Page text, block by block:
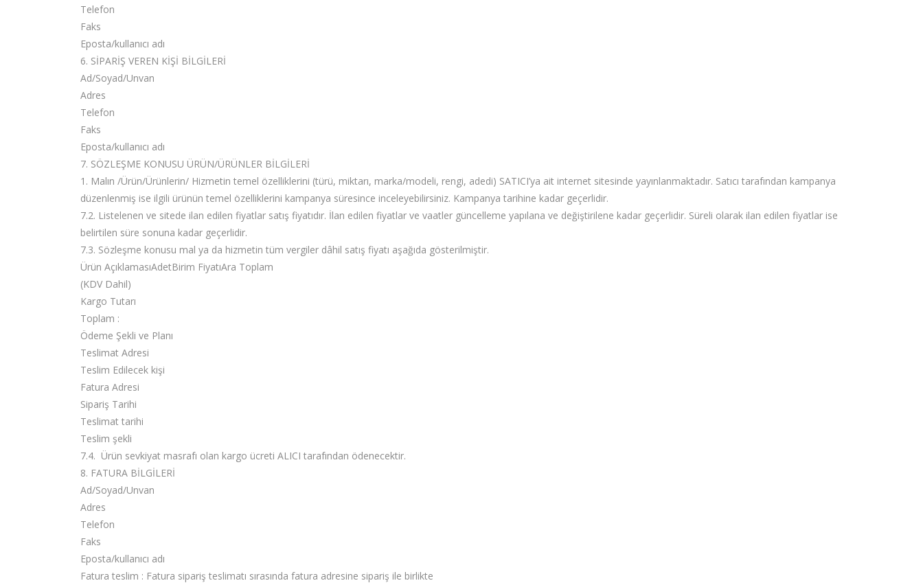
Telefon
Faks
Eposta/kullanıcı adı
6. SİPARİŞ VEREN KİŞİ BİLGİLERİ
Ad/Soyad/Unvan
Adres
Telefon
Faks
Eposta/kullanıcı adı
7. SÖZLEŞME KONUSU ÜRÜN/ÜRÜNLER BİLGİLERİ
1. Malın /Ürün/Ürünlerin/ Hizmetin temel özelliklerini (türü, miktarı, marka/modeli, rengi, adedi) SATICI’ya ait internet sitesinde yayınlanmaktadır. Satıcı tarafından kampanya
düzenlenmiş ise ilgili ürünün temel özelliklerini kampanya süresince inceleyebilirsiniz. Kampanya tarihine kadar geçerlidir.
7.2. Listelenen ve sitede ilan edilen fiyatlar satış fiyatıdır. İlan edilen fiyatlar ve vaatler güncelleme yapılana ve değiştirilene kadar geçerlidir. Süreli olarak ilan edilen fiyatlar ise
belirtilen süre sonuna kadar geçerlidir.
7.3. Sözleşme konusu mal ya da hizmetin tüm vergiler dâhil satış fiyatı aşağıda gösterilmiştir.
Ürün AçıklamasıAdetBirim FiyatıAra Toplam
(KDV Dahil)
Kargo Tutarı
Toplam :
Ödeme Şekli ve Planı
Teslimat Adresi
Teslim Edilecek kişi
Fatura Adresi
Sipariş Tarihi
Teslimat tarihi
Teslim şekli
7.4. Ürün sevkiyat masrafı olan kargo ücreti ALICI tarafından ödenecektir.
8. FATURA BİLGİLERİ
Ad/Soyad/Unvan
Adres
Telefon
Faks
Eposta/kullanıcı adı
Fatura teslim : Fatura sipariş teslimatı sırasında fatura adresine sipariş ile birlikte